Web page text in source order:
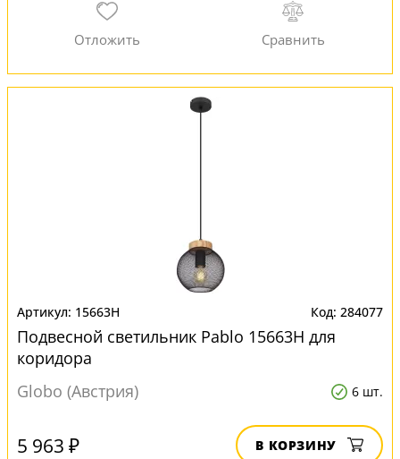
15663H 284077
Подвесной светильник Pablo 15663H для
коридора
Globo (Австрия)
6 шт.
5 963 ₽ В КОРЗИНУ